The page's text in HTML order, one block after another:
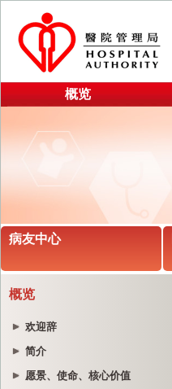
概览
病友中心
概览
欢迎辞
简介
愿景、使命、核心价值